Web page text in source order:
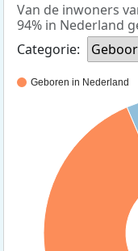
Van de inwoners
94% in Nederland
Categorie:
Geboren in Nederland